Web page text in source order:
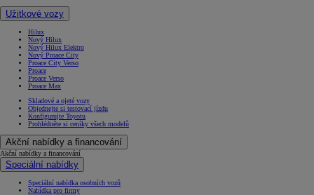
Užitkové vozy
Hilux
Nový Hilux
Nový Hilux Elektro
Nový Proace City
Proace City Verso
Proace
Proace Verso
Proace Max
Skladové a ojeté vozy
Objednejte si testovací jízdu
Konfigurujte Toyotu
Prohlédněte si ceníky všech modelů
Akční nabídky a financování
Akční nabídky a financování
Speciální nabídky
Speciální nabídka osobních vozů
Nabídka pro firmy